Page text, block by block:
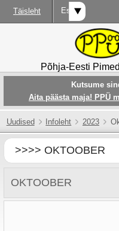
Täisleht Est
Põhja-Eesti
Kutsume
Aita päästa maja! PPÜ
Uudised Infoleht 2023
>>>> OKTOOBER
OKTOOBER